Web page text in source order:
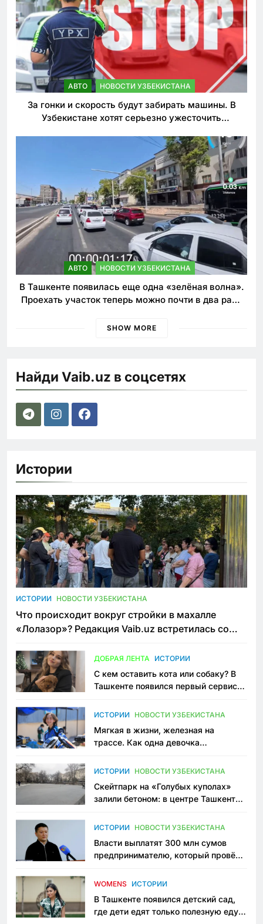
АВТО НОВОСТИ УЗБЕКИСТАНА
За гонки и скорость будут забирать машины. В
Узбекистане хотят серьезно ужесточить
АВТО НОВОСТИ УЗБЕКИСТАНА
В Ташкенте появилась еще одна «зелёная волна».
Проехать участок теперь можно почти в два раза
SHOW MORE
Найди Vaib.uz в соцсетях
Истории
ИСТОРИИ НОВОСТИ УЗБЕКИСТАНА
Что происходит вокруг стройки в махалле
«Лолазор»? Редакция Vaib.uz встретилась со
ДОБРАЯ ЛЕНТА ИСТОРИИ
С кем оставить кота или собаку? В
Ташкенте появился первый сервис
ИСТОРИИ НОВОСТИ УЗБЕКИСТАНА
Мягкая в жизни, железная на
трассе. Как одна девочка
Узбекистане
ИСТОРИИ НОВОСТИ УЗБЕКИСТАНА
Скейтпарк на «Голубых куполах»
залили бетоном: в центре Ташкента
пространство
ИСТОРИИ НОВОСТИ УЗБЕКИСТАНА
Власти выплатят 300 млн сумов
предпринимателю, который провёл
приговору
WOMENS ИСТОРИИ
В Ташкенте появился детский сад,
где дети едят только полезную еду.